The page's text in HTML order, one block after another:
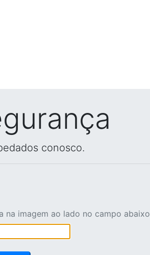
conosco.
na imagem ao lado no campo abaixo